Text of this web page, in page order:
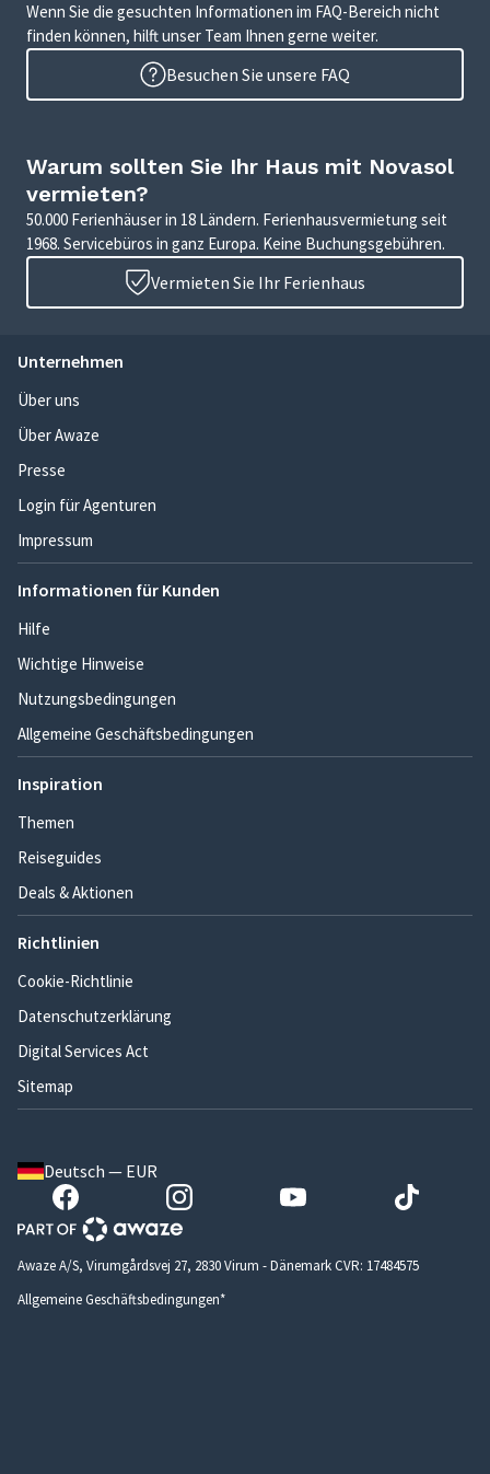
Wenn Sie die gesuchten Informationen im FAQ-Bereich nicht
finden können, hilft unser Team Ihnen gerne weiter.
Besuchen Sie unsere FAQ
Warum sollten Sie Ihr Haus mit Novasol
vermieten?
50.000 Ferienhäuser in 18 Ländern. Ferienhausvermietung seit
1968. Servicebüros in ganz Europa. Keine Buchungsgebühren.
Vermieten Sie Ihr Ferienhaus
Unternehmen
Über uns
Über Awaze
Presse
Login für Agenturen
Impressum
Informationen für Kunden
Hilfe
Wichtige Hinweise
Nutzungsbedingungen
Allgemeine Geschäftsbedingungen
Inspiration
Themen
Reiseguides
Deals & Aktionen
Richtlinien
Cookie-Richtlinie
Datenschutzerklärung
Digital Services Act
Sitemap
Deutsch — EUR
Awaze A/S, Virumgårdsvej 27, 2830 Virum - Dänemark CVR: 17484575
Allgemeine Geschäftsbedingungen*